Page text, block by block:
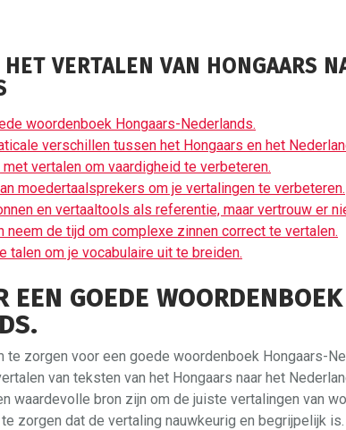
VERTALEN VAN HONGAARS
woordenboek Hongaars-Nederlands.
verschillen tussen het Hongaars en het
vertalen om vaardigheid te verbeteren.
moedertaalsprekers om je vertalingen te verbeteren.
en vertaaltools als referentie, maar vertrouw er
neem de tijd om complexe zinnen correct te vertalen.
talen om je vocabulaire uit te breiden.
EEN GOEDE
zorgen voor een goede woordenboek Hongaars-
van teksten van het Hongaars naar het
waardevolle bron zijn om de juiste vertalingen van
zorgen dat de vertaling nauwkeurig en begrijpelijk